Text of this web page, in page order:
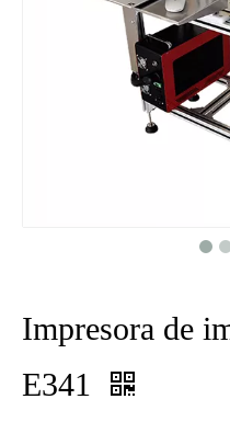
Impresora de
E341